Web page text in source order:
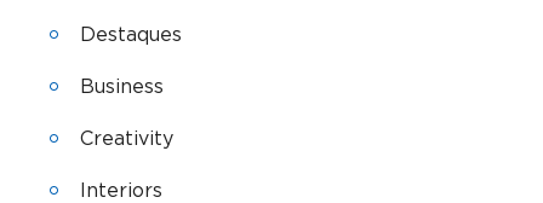
Destaques
Business
Creativity
Interiors